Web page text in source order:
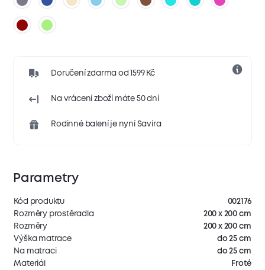
Doručení zdarma od 1599 Kč
Na vrácení zboží máte 50 dní
Rodinné balení je nyní Savira
Parametry
Kód produktu
002176
Rozměry prostěradla
200 x 200 cm
Rozměry
200 x 200 cm
Výška matrace
do 25 cm
Na matraci
do 25 cm
Materiál
Froté